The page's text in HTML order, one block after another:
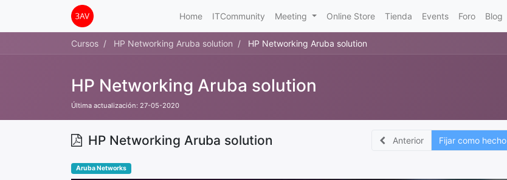
Home ITCommunity Meeting Online Store Tienda Events Foro Blog
Cursos HP Networking Aruba solution HP Networking Aruba solution
HP Networking Aruba solution
Última actualización: 27-05-2020
HP Networking Aruba solution Anterior Fijar como hecho
Aruba Networks